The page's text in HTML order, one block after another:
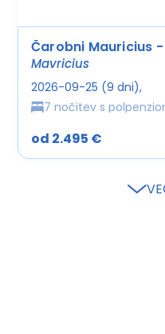
Čarobni Mauricius
Mavricius
2026-09-25 (9 dni)
7 nočitev s
od 2.495 €